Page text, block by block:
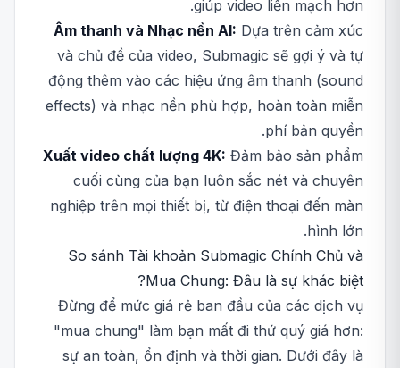
giúp video liền mạch hơn.
Âm thanh và Nhạc nền AI: Dựa trên cảm xúc
và chủ đề của video, Submagic sẽ gợi ý và tự
động thêm vào các hiệu ứng âm thanh (sound
effects) và nhạc nền phù hợp, hoàn toàn miễn
phí bản quyền.
Xuất video chất lượng 4K: Đảm bảo sản phẩm
cuối cùng của bạn luôn sắc nét và chuyên
nghiệp trên mọi thiết bị, từ điện thoại đến màn
hình lớn.
So sánh Tài khoản Submagic Chính Chủ và
Mua Chung: Đâu là sự khác biệt?
Đừng để mức giá rẻ ban đầu của các dịch vụ
"mua chung" làm bạn mất đi thứ quý giá hơn:
sự an toàn, ổn định và thời gian. Dưới đây là